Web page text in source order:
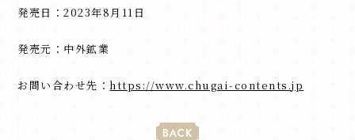
発売日：2023年8月11日
発売元：中外鉱業
お問い合わせ先：https://www.chugai-contents.jp